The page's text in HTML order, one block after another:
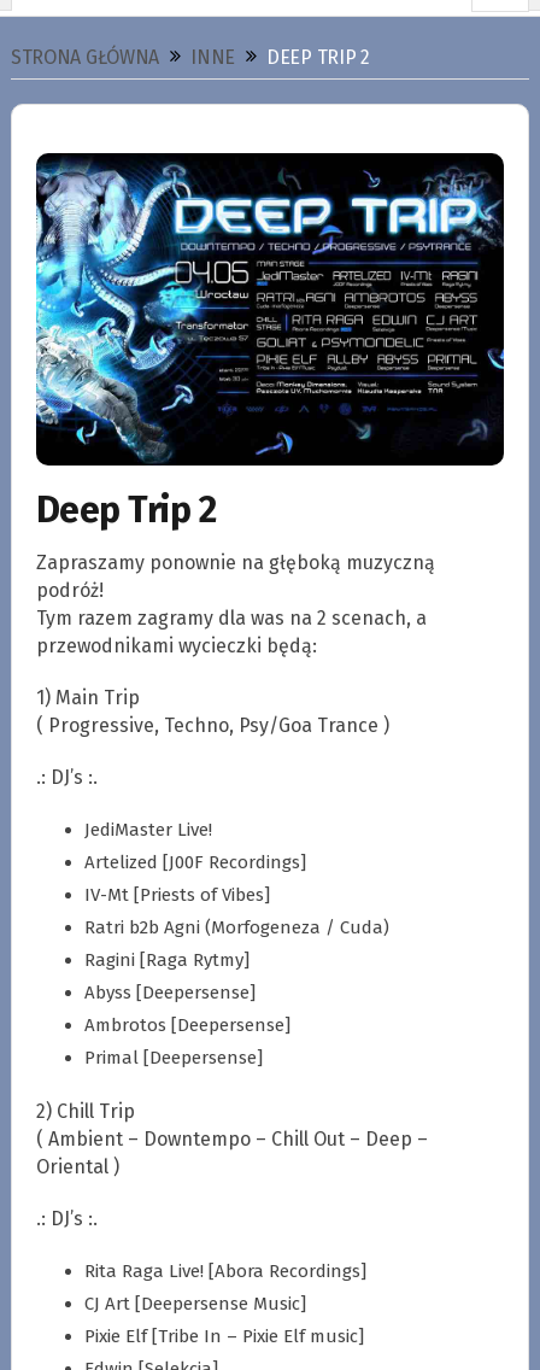
STRONA GŁÓWNA INNE DEEP TRIP 2
Deep Trip 2
Zapraszamy ponownie na głęboką muzyczną
podróż!
Tym razem zagramy dla was na 2 scenach, a
przewodnikami wycieczki będą:
1) Main Trip
( Progressive, Techno, Psy/Goa Trance )
.: DJ’s :.
JediMaster Live!
Artelized [J00F Recordings]
IV-Mt [Priests of Vibes]
Ratri b2b Agni (Morfogeneza / Cuda)
Ragini [Raga Rytmy]
Abyss [Deepersense]
Ambrotos [Deepersense]
Primal [Deepersense]
2) Chill Trip
( Ambient – Downtempo – Chill Out – Deep –
Oriental )
.: DJ’s :.
Rita Raga Live! [Abora Recordings]
CJ Art [Deepersense Music]
Pixie Elf [Tribe In – Pixie Elf music]